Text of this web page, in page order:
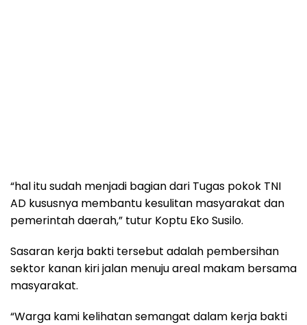
“hal itu sudah menjadi bagian dari Tugas pokok TNI
AD kususnya membantu kesulitan masyarakat dan
pemerintah daerah,” tutur Koptu Eko Susilo.
Sasaran kerja bakti tersebut adalah pembersihan
sektor kanan kiri jalan menuju areal makam bersama
masyarakat.
“Warga kami kelihatan semangat dalam kerja bakti